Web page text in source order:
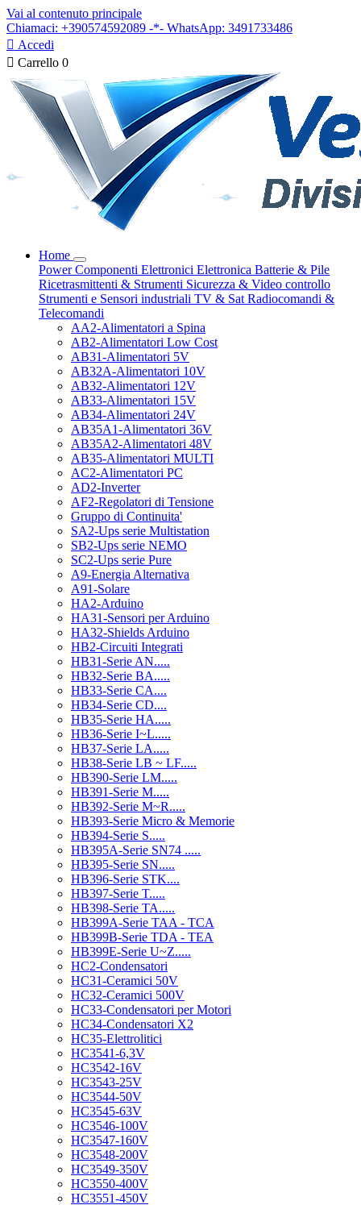
Vai al contenuto principale
Chiamaci: +390574592089 -*- WhatsApp: 3491733486
 Accedi
 Carrello 0
Home
PowerComponenti Elettronici Elettronica Batterie & Pile
Ricetrasmittenti & Strumenti Sicurezza & Video controllo
Strumenti e Sensori industriali TV & Sat Radiocomandi &
Telecomandi
AA2-Alimentatori a Spina
AB2-Alimentatori Low Cost
AB31-Alimentatori 5V
AB32A-Alimentatori 10V
AB32-Alimentatori 12V
AB33-Alimentatori 15V
AB34-Alimentatori 24V
AB35A1-Alimentatori 36V
AB35A2-Alimentatori 48V
AB35-Alimentatori MULTI
AC2-Alimentatori PC
AD2-Inverter
AF2-Regolatori di Tensione
Gruppo di Continuita'
SA2-Ups serie Multistation
SB2-Ups serie NEMO
SC2-Ups serie Pure
A9-Energia Alternativa
A91-Solare
HA2-Arduino
HA31-Sensori per Arduino
HA32-Shields Arduino
HB2-Circuiti Integrati
HB31-Serie AN.....
HB32-Serie BA.....
HB33-Serie CA....
HB34-Serie CD....
HB35-Serie HA.....
HB36-Serie I~L.....
HB37-Serie LA.....
HB38-Serie LB ~ LF.....
HB390-Serie LM.....
HB391-Serie M.....
HB392-Serie M~R.....
HB393-Serie Micro & Memorie
HB394-Serie S.....
HB395A-Serie SN74 .....
HB395-Serie SN.....
HB396-Serie STK....
HB397-Serie T.....
HB398-Serie TA.....
HB399A-Serie TAA - TCA
HB399B-Serie TDA - TEA
HB399E-Serie U~Z.....
HC2-Condensatori
HC31-Ceramici 50V
HC32-Ceramici 500V
HC33-Condensatori per Motori
HC34-Condensatori X2
HC35-Elettrolitici
HC3541-6,3V
HC3542-16V
HC3543-25V
HC3544-50V
HC3545-63V
HC3546-100V
HC3547-160V
HC3548-200V
HC3549-350V
HC3550-400V
HC3551-450V